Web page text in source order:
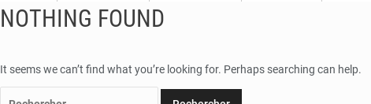
NOTHING FOUND
It seems we can’t find what you’re looking for. Perhaps searching can help.